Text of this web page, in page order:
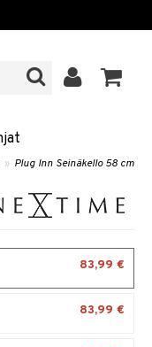
» Plug Inn Seinäkello 58 cm
83,99 €
83,99 €